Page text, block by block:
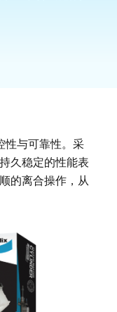
性与可靠性。采
久稳定的性能表
的离合操作，从